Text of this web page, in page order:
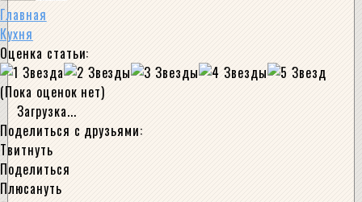
Главная
Кухня
Оценка статьи:
(Пока оценок нет)
Загрузка...
Поделиться с друзьями:
Твитнуть
Поделиться
Плюсануть